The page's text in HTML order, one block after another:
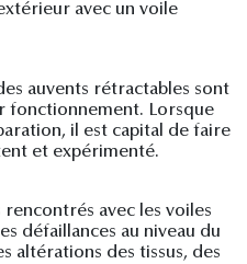
avec un voile
auvents rétractables sont
fonctionnement. Lorsque
il est capital de faire
et expérimenté.
rencontrés avec les voiles
défaillances au niveau du
altérations des tissus, des